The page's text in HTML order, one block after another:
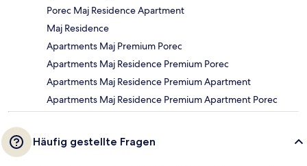
Porec Maj Residence Apartment
Maj Residence
Apartments Maj Premium Porec
Apartments Maj Residence Premium Porec
Apartments Maj Residence Premium Apartment
Apartments Maj Residence Premium Apartment Porec
Häufig gestellte Fragen